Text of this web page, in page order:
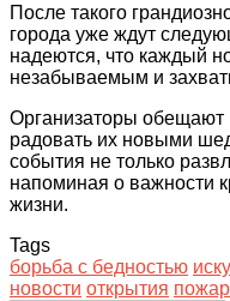
После такого
города уже ждут
надеются, что каждый
незабываемым и
Организаторы обещают
радовать их новыми
события не только
напоминая о важности
жизни.
Tags
борьба с бедностью
новости открытия